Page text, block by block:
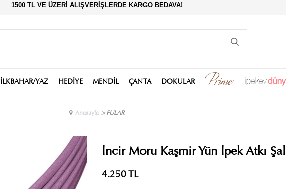
1500 TL VE ÜZERİ ALIŞVERİŞLERDE KARGO BEDAVA!
İLKBAHAR/YAZ HEDİYE MENDİL ÇANTA DOKULAR
Anasayfa >FULAR
İncir Moru Kaşmir Yün İpek Atkı Şal
4.250TL